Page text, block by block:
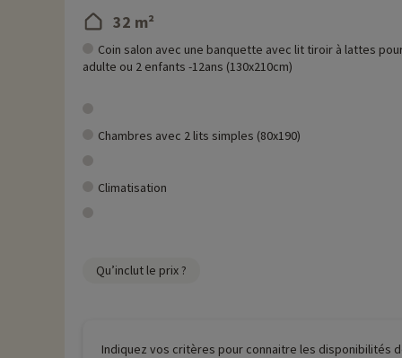
32 m²
Coin salon avec une banquette avec lit tiroir à lattes
adulte ou 2 enfants -12ans (130x210cm)
Chambres avec 2 lits simples (80x190)
Climatisation
Qu’inclut le prix ?
Indiquez vos critères pour connaitre les disponibilités